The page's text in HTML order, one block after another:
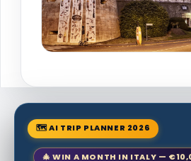
🗺 AI TRIP PLANNER 2026
🎄 WIN A MONTH IN ITALY —